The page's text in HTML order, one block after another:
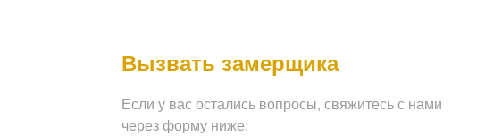
Вызвать замерщика
Если у вас остались вопросы, свяжитесь с нами
через форму ниже: